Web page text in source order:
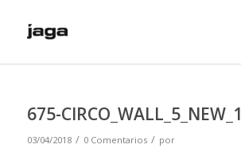
675-CIRCO_WALL_5_NEW_1
03/04/2018 / 0 Comentarios / por